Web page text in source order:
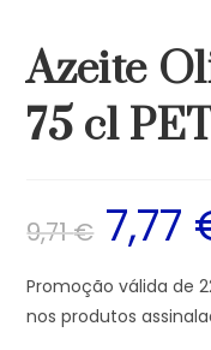
Azeite
75 cl
9,71€ 7,77
Promoção válida de
nos produtos